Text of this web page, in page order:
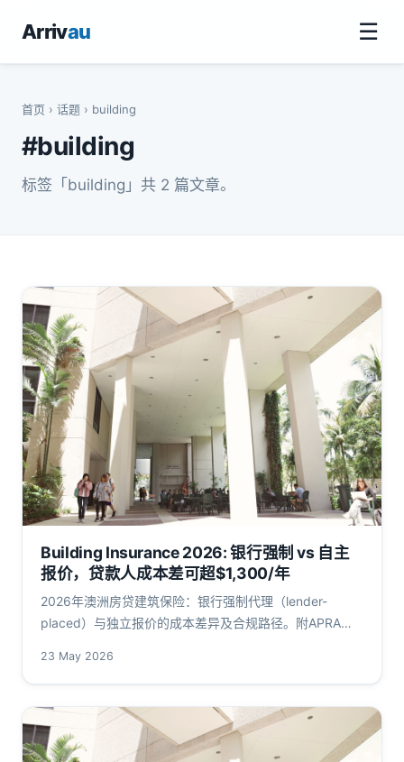
Arrivau ☰
首页 › 话题 › building
#building
标签「building」共 2 篇文章。
Building Insurance 2026: 银行强制 vs 自主
报价，贷款人成本差可超$1,300/年
2026年澳洲房贷建筑保险：银行强制代理（lender-
placed）与独立报价的成本差异及合规路径。附APRA与
提下节省保费，杜绝隐性费用。
23 May 2026